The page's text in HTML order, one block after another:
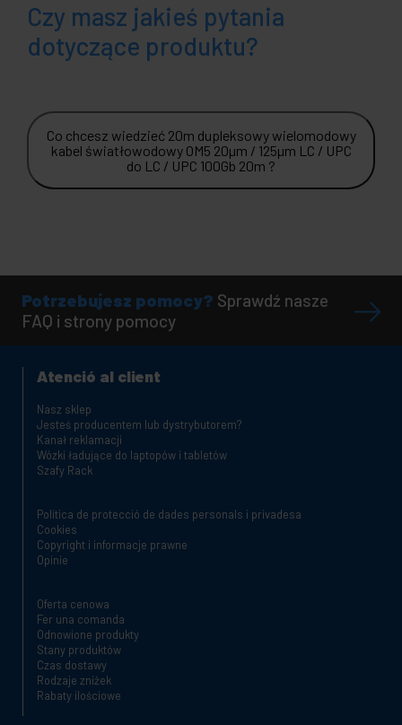
Czy masz jakieś pytania
dotyczące produktu?
Co chcesz wiedzieć 20m dupleksowy wielomodowy
kabel światłowodowy OM5 20µm / 125µm LC / UPC
do LC / UPC 100Gb 20m ?
Potrzebujesz pomocy? Sprawdź nasze
FAQ i strony pomocy
Atenció al client
Nasz sklep
Jesteś producentem lub dystrybutorem?
Kanał reklamacji
Wózki ładujące do laptopów i tabletów
Szafy Rack
Política de protecció de dades personals i privadesa
Cookies
Copyright i informacje prawne
Opinie
Oferta cenowa
Fer una comanda
Odnowione produkty
Stany produktów
Czas dostawy
Rodzaje zniżek
Rabaty ilościowe